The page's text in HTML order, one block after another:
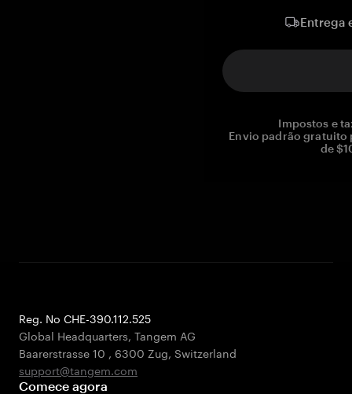
Entrega
Impostos e
Envio padrão gratuito
de
Reg. No CHE-390.112.525
Global Headquarters, Tangem AG
Baarerstrasse 10 , 6300 Zug, Switzerland
support@tangem.com
Comece agora